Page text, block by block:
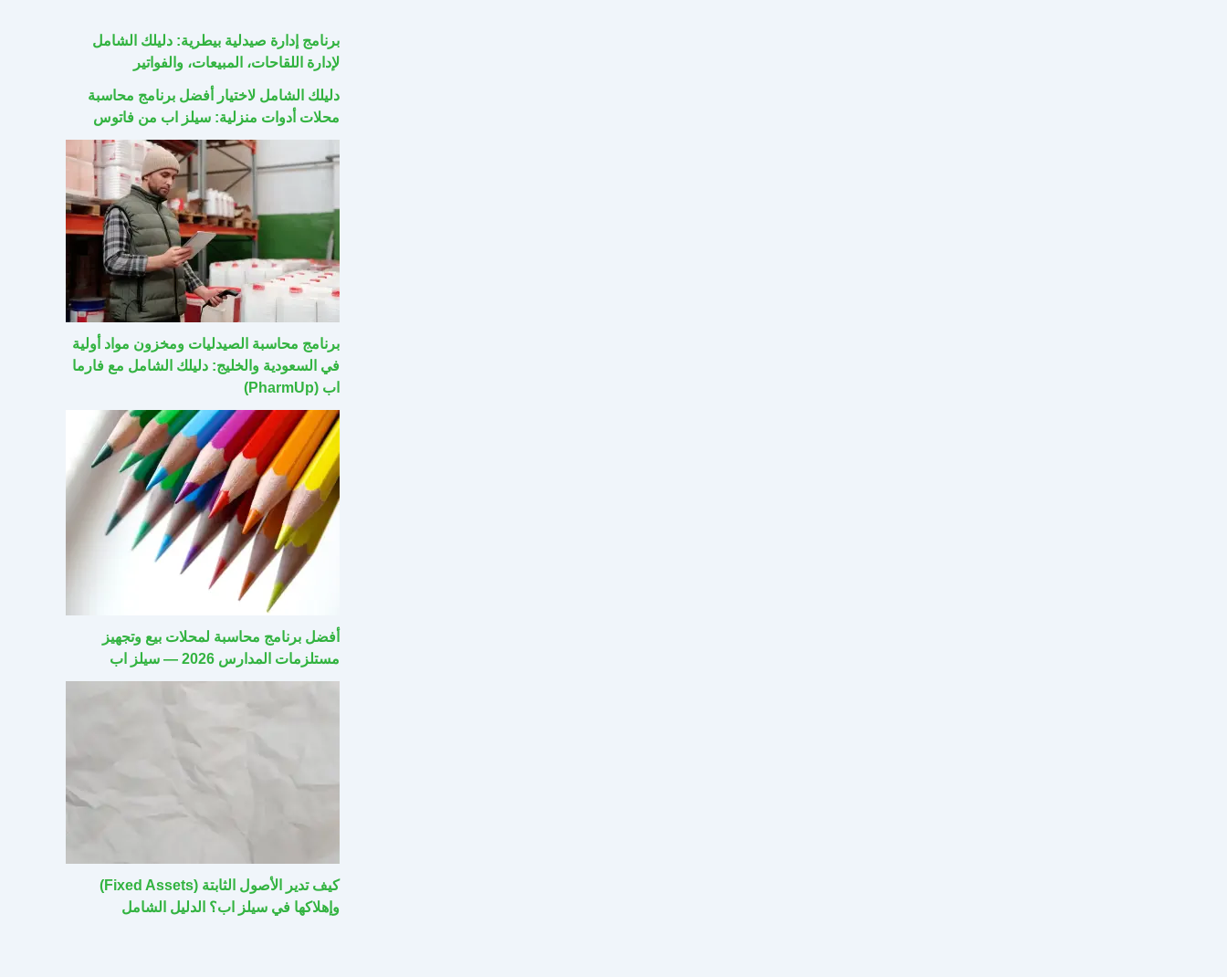
برنامج إدارة صيدلية بيطرية: دليلك الشامل
لإدارة اللقاحات، المبيعات، والفواتير
دليلك الشامل لاختيار أفضل برنامج محاسبة
محلات أدوات منزلية: سيلز اب من فاتوس
برنامج محاسبة الصيدليات ومخزون مواد أولية
في السعودية والخليج: دليلك الشامل مع فارما
اب (PharmUp)
أفضل برنامج محاسبة لمحلات بيع وتجهيز
مستلزمات المدارس 2026 — سيلز اب
كيف تدير الأصول الثابتة (Fixed Assets)
وإهلاكها في سيلز اب؟ الدليل الشامل